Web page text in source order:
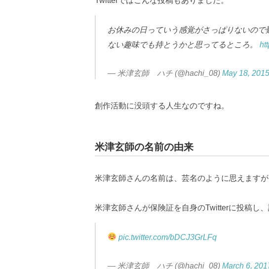
お休みの日っていう感覚がさっぱりないの
ない趣味でも持とうかと思ってるところ。
— 米津玄師 ハチ (@hachi_08) May 18, 2015
創作活動に没頭する人生なのですね。
米津玄師の名前の由来
米津玄師さんの名前は、芸名のように思えますが
米津玄師さんが保険証を自身のTwitterに投稿し、
pic.twitter.com/bDCJ3GrLFq
— 米津玄師 ハチ (@hachi_08) March 6,